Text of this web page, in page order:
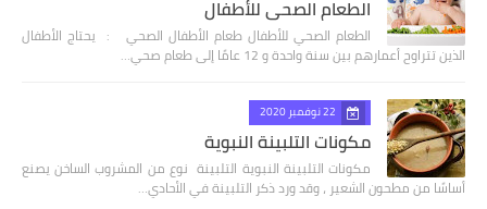
الطعام الصحي للأطفال
الطعام الصحي للأطفال طعام الأطفال الصحي : يحتاج الأطفال
الذين تتراوح أعمارهم بين سنة واحدة و 12 عامًا إلى طعام صحي…
22 نوفمبر 2020
مكونات التلبينة النبوية
مكونات التلبينة النبوية التلبينة نوع من المشروب الساخن يصنع
أساسًا من مطحون الشعير ، وقد ورد ذكر التلبينة في الأحادي…